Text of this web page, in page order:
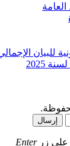
للبيان
2025
إرسال
زر Enter